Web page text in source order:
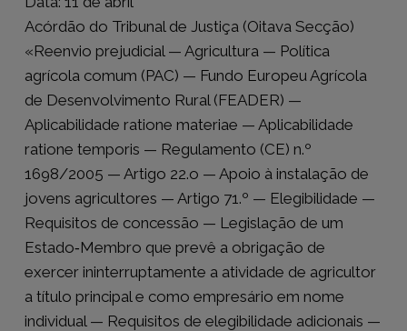
Acórdão do Tribunal de Justiça (Oitava Secção)
«Reenvio prejudicial — Agricultura — Política
agrícola comum (PAC) — Fundo Europeu Agrícola
de Desenvolvimento Rural (FEADER) —
Aplicabilidade ratione materiae — Aplicabilidade
ratione temporis — Regulamento (CE) n.º
1698/2005 — Artigo 22.o — Apoio à instalação de
jovens agricultores — Artigo 71.º — Elegibilidade —
Requisitos de concessão — Legislação de um
Estado‑Membro que prevê a obrigação de
exercer ininterruptamente a atividade de agricultor
a título principal e como empresário em nome
individual — Requisitos de elegibilidade adicionais —